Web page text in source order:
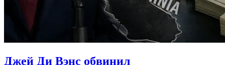
Джей Ди Вэнс обвинил